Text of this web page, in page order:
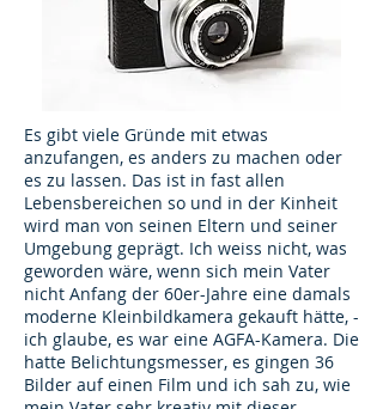
Es gibt viele Gründe mit etwas
anzufangen, es anders zu machen oder
es zu lassen. Das ist in fast allen
Lebensbereichen so und in der Kinheit
wird man von seinen Eltern und seiner
Umgebung geprägt. Ich weiss nicht, was
geworden wäre, wenn sich mein Vater
nicht Anfang der 60er-Jahre eine damals
moderne Kleinbildkamera gekauft hätte, -
ich glaube, es war eine AGFA-Kamera. Die
hatte Belichtungsmesser, es gingen 36
Bilder auf einen Film und ich sah zu, wie